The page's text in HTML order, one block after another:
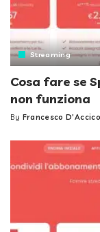
Streaming
Cosa fare se
non funziona
Posted
By Francesco D'Accico